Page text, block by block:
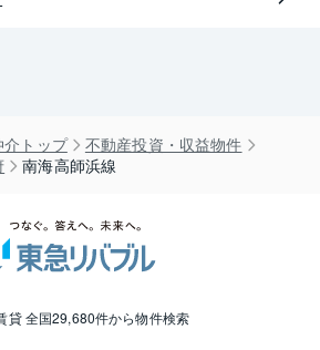
トップ
不動産投資・収益物件
南海高師浜線
貸 全国29,680件から物件検索